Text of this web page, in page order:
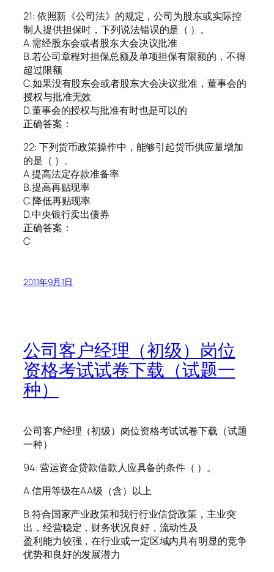
21: 依照新《公司法》的规定，公司为股东或实际控
制人提供担保时，下列说法错误的是（ ）。
A.需经股东会或者股东大会决议批准
B.若公司章程对担保总额及单项担保有限额的，不得
超过限额
C.如果没有股东会或者股东大会决议批准，董事会的
授权与批准无效
D.董事会的授权与批准有时也是可以的
正确答案：
22: 下列货币政策操作中，能够引起货币供应量增加
的是（ ）。
A.提高法定存款准备率
B.提高再贴现率
C.降低再贴现率
D.中央银行卖出债券
正确答案：
C
2011年9月1日
公司客户经理（初级）岗位
资格考试试卷下载（试题一
种）
公司客户经理（初级）岗位资格考试试卷下载（试题
一种）
94: 营运资金贷款借款人应具备的条件（ ）。
A.信用等级在AA级（含）以上
B.符合国家产业政策和我行行业信贷政策，主业突
出，经营稳定，财务状况良好，流动性及
盈利能力较强，在行业或一定区域内具有明显的竞争
优势和良好的发展潜力